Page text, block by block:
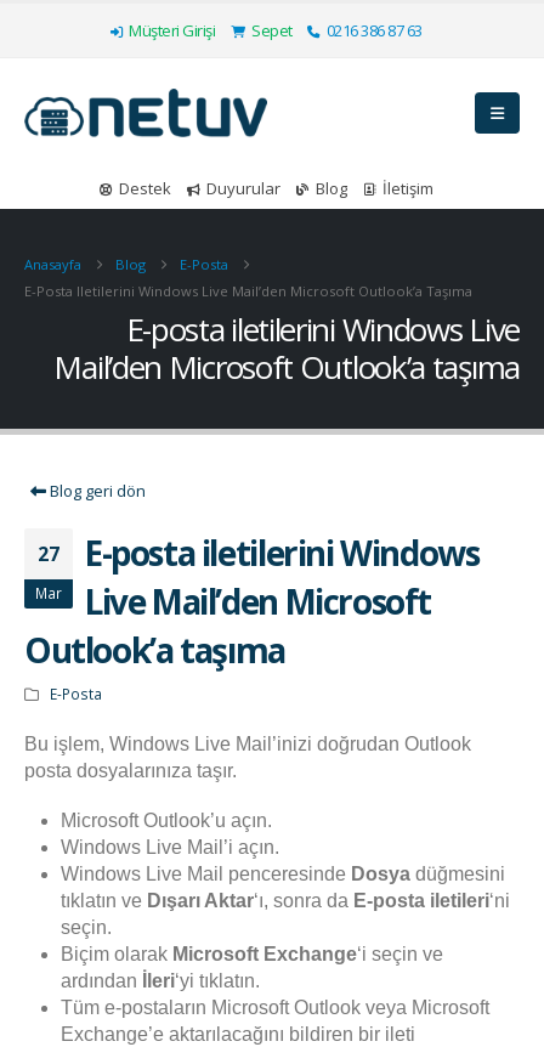
Müşteri Girişi Sepet 0216 386 87 63
Destek Duyurular Blog İletişim
Anasayfa Blog
E-Posta
E-Posta Iletilerini Windows Live Mail’den Microsoft Outlook’a Taşıma
E-posta iletilerini Windows Live
Mail’den Microsoft Outlook’a taşıma
Blog geri dön
27
Mar
E-posta iletilerini Windows
Live Mail’den Microsoft
Outlook’a taşıma
E-Posta
Bu işlem, Windows Live Mail’inizi doğrudan Outlook
posta dosyalarınıza taşır.
Microsoft Outlook’u açın.
Windows Live Mail’i açın.
Windows Live Mail penceresinde Dosyadüğmesini
tıklatın ve Dışarı Aktar‘ı, sonra da E-posta iletileri‘ni
seçin.
Biçim olarak Microsoft Exchange‘i seçin ve
ardından
İleri‘yi tıklatın.
Tüm e-postaların Microsoft Outlook veya Microsoft
Exchange’e aktarılacağını bildiren bir ileti